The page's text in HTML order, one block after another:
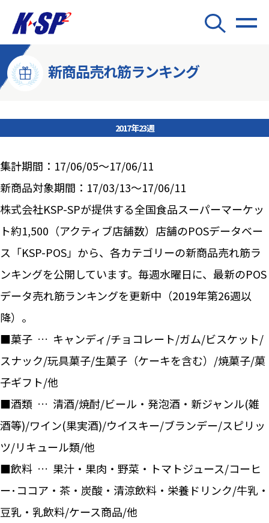
新商品売れ筋ランキング
2017年23週
集計期間：17/06/05～17/06/11
新商品対象期間：17/03/13～17/06/11
株式会社KSP-SPが提供する全国食品スーパーマーケッ
ト約1,500（アクティブ店舗数）店舗のPOSデータベー
ス「KSP-POS」から、各カテゴリーの新商品売れ筋ラ
ンキングを公開しています。毎週水曜日に、最新のPOS
データ売れ筋ランキングを更新中（2019年第26週以
降）。
■菓子 … キャンディ/チョコレート/ガム/ビスケット/
スナック/玩具菓子/生菓子（ケーキを含む）/焼菓子/菓
子ギフト/他
■酒類 … 清酒/焼酎/ビール・発泡酒・新ジャンル(雑
酒等)/ワイン(果実酒)/ウイスキー/ブランデー/スピリッ
ツ/リキュール類/他
■飲料 … 果汁・果肉・野菜・トマトジュース/コーヒ
ー･ココア・茶・炭酸・清涼飲料・栄養ドリンク/牛乳・
豆乳・乳飲料/ケース商品/他